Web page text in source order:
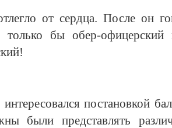
от сердца. После он
только бы обер-
постановкой
были представлять